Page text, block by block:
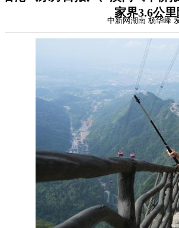
家界3.6公
中新网湖南 杨华峰